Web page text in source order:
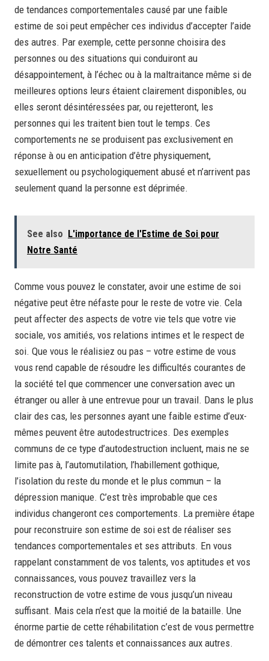
de tendances comportementales causé par une faible
estime de soi peut empêcher ces individus d’accepter l’aide
des autres. Par exemple, cette personne choisira des
personnes ou des situations qui conduiront au
désappointement, à l’échec ou à la maltraitance même si de
meilleures options leurs étaient clairement disponibles, ou
elles seront désintéressées par, ou rejetteront, les
personnes qui les traitent bien tout le temps. Ces
comportements ne se produisent pas exclusivement en
réponse à ou en anticipation d’être physiquement,
sexuellement ou psychologiquement abusé et n’arrivent pas
seulement quand la personne est déprimée.
See also L'importance de l'Estime de Soi pour
Notre Santé
Comme vous pouvez le constater, avoir une estime de soi
négative peut être néfaste pour le reste de votre vie. Cela
peut affecter des aspects de votre vie tels que votre vie
sociale, vos amitiés, vos relations intimes et le respect de
soi. Que vous le réalisiez ou pas – votre estime de vous
vous rend capable de résoudre les difficultés courantes de
la société tel que commencer une conversation avec un
étranger ou aller à une entrevue pour un travail. Dans le plus
clair des cas, les personnes ayant une faible estime d’eux-
mêmes peuvent être autodestructrices. Des exemples
communs de ce type d’autodestruction incluent, mais ne se
limite pas à, l’automutilation, l’habillement gothique,
l’isolation du reste du monde et le plus commun – la
dépression manique. C’est très improbable que ces
individus changeront ces comportements. La première étape
pour reconstruire son estime de soi est de réaliser ses
tendances comportementales et ses attributs. En vous
rappelant constamment de vos talents, vos aptitudes et vos
connaissances, vous pouvez travaillez vers la
reconstruction de votre estime de vous jusqu’un niveau
suffisant. Mais cela n’est que la moitié de la bataille. Une
énorme partie de cette réhabilitation c’est de vous permettre
de démontrer ces talents et connaissances aux autres.